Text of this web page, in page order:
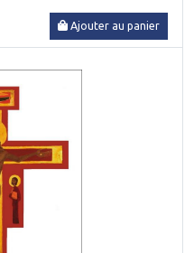
Ajouter au panier